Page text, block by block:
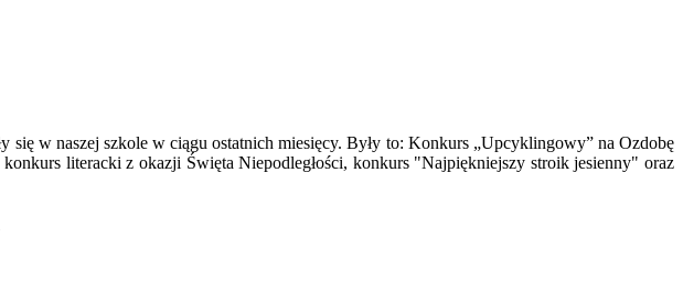
w naszej szkole w ciągu ostatnich miesięcy. Były to: Konkurs „Upcyklingowy” na Ozdobę
literacki z okazji Święta Niepodległości, konkurs "Najpiękniejszy stroik jesienny" oraz